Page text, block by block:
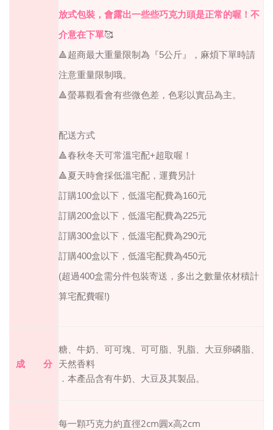
放式包裝，會露出一些些巧克力頭是正常的喔！不
介意在下單🥰
🔺超商最大重量限制為『5公斤』，麻煩下單時請
注意重量限制哦。
🔺螢幕觀看會有些微色差，色彩以實品為主。
配送方式
🔺春秋冬天可常溫宅配+超取喔！
🔺夏天時會採低溫宅配，運費另計
訂購100盒以下，低溫宅配費為160元
訂購200盒以下，低溫宅配費為225元
訂購300盒以下，低溫宅配費為290元
訂購400盒以下，低溫宅配費為450元
(超過400盒需分件包裝寄送，多出之數量依材積計
算宅配費喔!)
成 分
糖、牛奶、可可塊、可可脂、乳脂、大豆卵磷脂、
天然香料
．本產品含有牛奶、大豆及其製品。
每一顆巧克力約直徑2cm 圓x高2cm